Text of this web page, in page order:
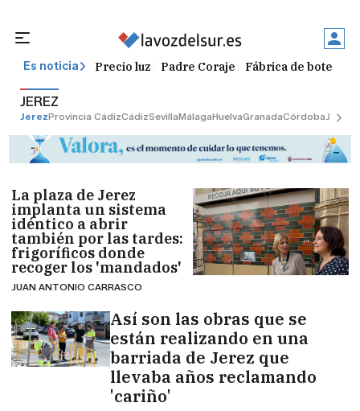
Es noticia Precio luz Padre Coraje Fábrica de botellas
JEREZ
JerezProvincia CádizCádizSevillaMálagaHuelvaGranadaCórdobaJaén
La plaza de Jerez
implanta un sistema
idéntico a abrir
también por las tardes:
frigoríficos donde
recoger los 'mandados'
JUAN ANTONIO CARRASCO
Así son las obras que se
están realizando en una
barriada de Jerez que
llevaba años reclamando
'cariño'